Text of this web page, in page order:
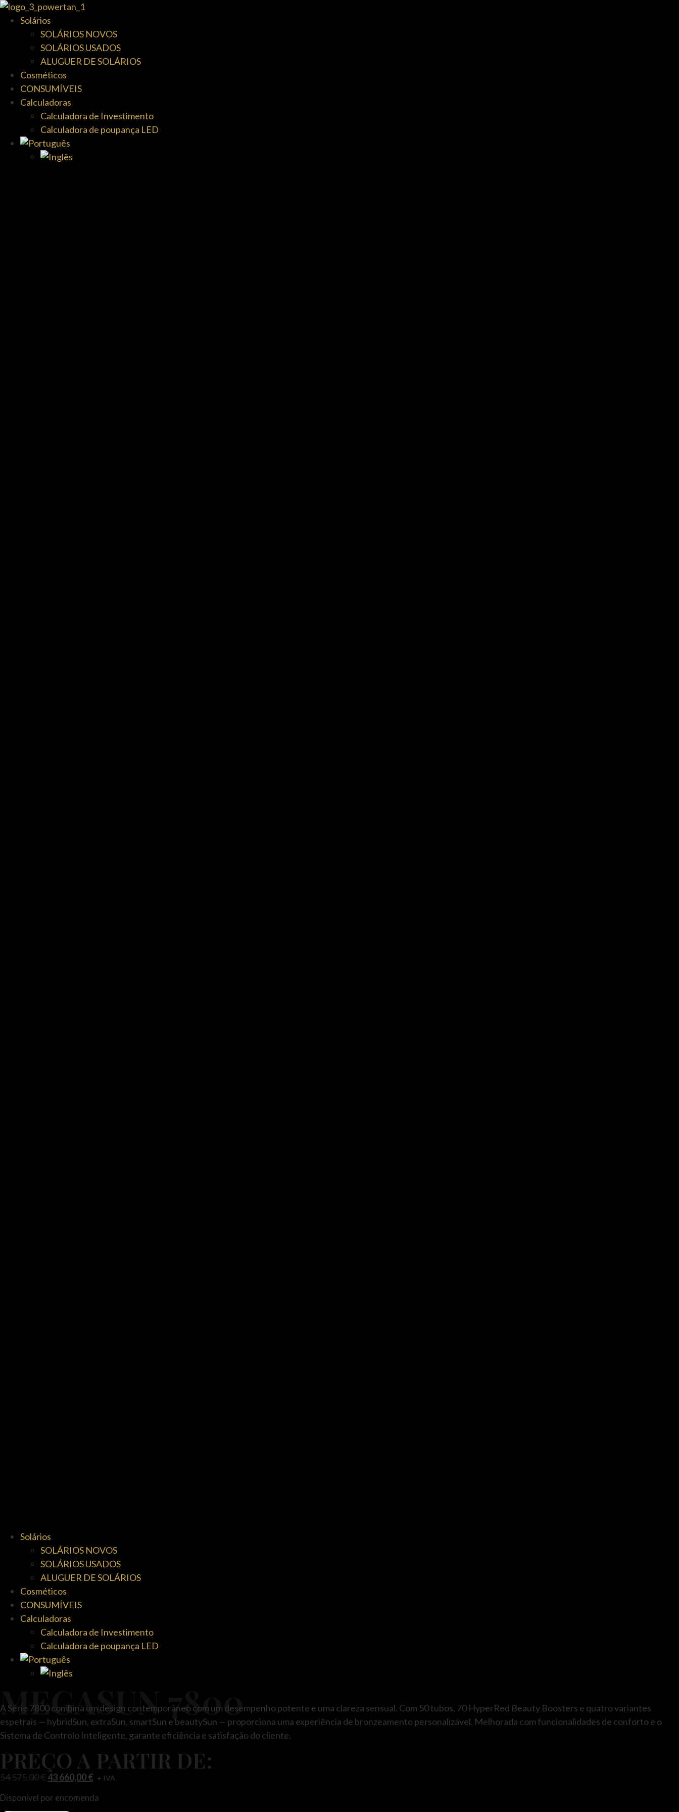
Solários
SOLÁRIOS NOVOS
SOLÁRIOS USADOS
ALUGUER DE SOLÁRIOS
Cosméticos
CONSUMÍVEIS
Calculadoras
Calculadora de Investimento
Calculadora de poupança LED
Solários
SOLÁRIOS NOVOS
SOLÁRIOS USADOS
ALUGUER DE SOLÁRIOS
Cosméticos
CONSUMÍVEIS
Calculadoras
Calculadora de Investimento
Calculadora de poupança LED
MEGASUN 7800
A Série 7800 combina um design contemporâneo com um desempenho potente e uma clareza sensual. Com 50 tubos, 70 HyperRed Beauty Boosters e quatro variantes
espetrais — hybridSun, extraSun, smartSun e beautySun — proporciona uma experiência de bronzeamento personalizável. Melhorada com funcionalidades de conforto e o
Sistema de Controlo Inteligente, garante eficiência e satisfação do cliente.
PREÇO A PARTIR DE:
54 575,00€43 660,00€ + IVA
Disponível por encomenda